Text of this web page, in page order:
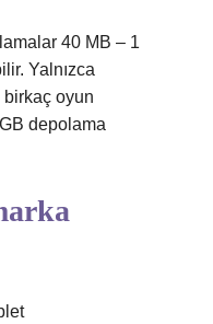
40 MB – 1
Yalnızca
oyun
depolama